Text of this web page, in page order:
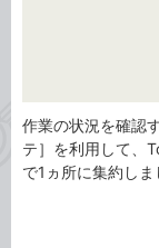
作業の状況を確認
テ］を利用して、
で1ヵ所に集約しま